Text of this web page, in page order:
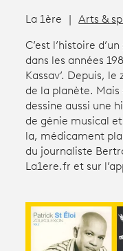
connexion
Avantages fidélité
Programme tv
La 1ère Arts &
C’est l’histoire
dans les années
Kassav’. Depuis,
de la planète.
dessine aussi une
de génie musical
la, médicament
du journaliste
La1ere.fr et sur